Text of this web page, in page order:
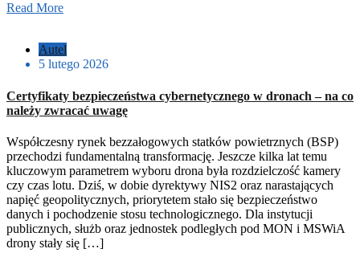
Read More
Autel
5 lutego 2026
Certyfikaty bezpieczeństwa cybernetycznego w dronach – na co
należy zwracać uwagę
Współczesny rynek bezzałogowych statków powietrznych (BSP)
przechodzi fundamentalną transformację. Jeszcze kilka lat temu
kluczowym parametrem wyboru drona była rozdzielczość kamery
czy czas lotu. Dziś, w dobie dyrektywy NIS2 oraz narastających
napięć geopolitycznych, priorytetem stało się bezpieczeństwo
danych i pochodzenie stosu technologicznego. Dla instytucji
publicznych, służb oraz jednostek podległych pod MON i MSWiA
drony stały się […]